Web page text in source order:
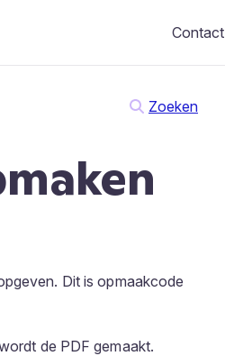
Contact
Zoeken
Dit is opmaakcode
de PDF gemaakt.